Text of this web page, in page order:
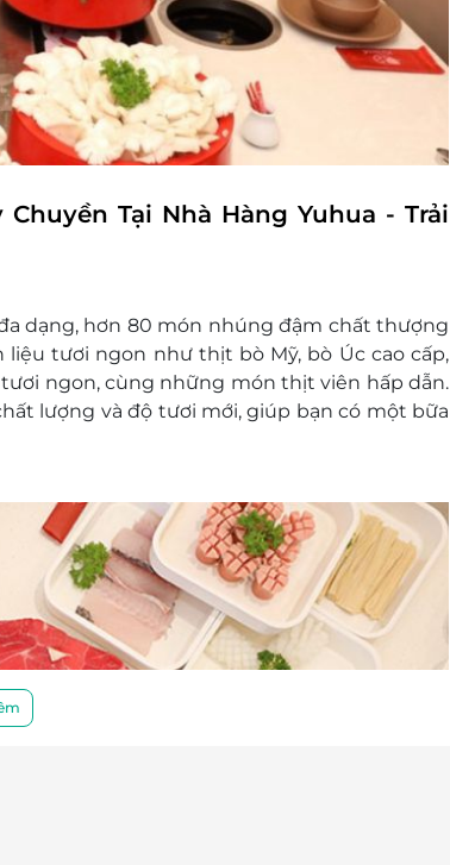
Tại Nhà Hàng Yuhua - Trải
dạng, hơn 80 món nhúng đậm chất thượng
tươi ngon như thịt bò Mỹ, bò Úc cao cấp,
ngon, cùng những món thịt viên hấp dẫn.
lượng và độ tươi mới, giúp bạn có một bữa